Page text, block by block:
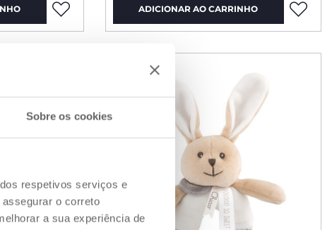
Sobre os cookies
respetivos serviços e
o correto
a sua experiência de
ADICIONAR AO CARRINHO